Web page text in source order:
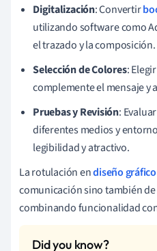
Digitalización: Convertir
utilizando software como
el trazado y la composición.
Selección de Colores:
complemente el mensaje y
Pruebas y Revisión:
diferentes medios y
legibilidad y atractivo.
La rotulación endiseño gráfico
comunicación sino también
combinando funcionalidad